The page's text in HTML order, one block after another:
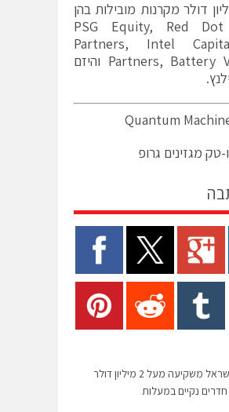
מיליון דולר מקרנות מובילות בהן
PSG Equity, Red Dot
Partners, Intel
Partners, Battery Ventures והיזם
טק מגזינים גרופ
סנמינה ישראל משקיעה מעל 2 מיליון דולר
נקיים במעלות